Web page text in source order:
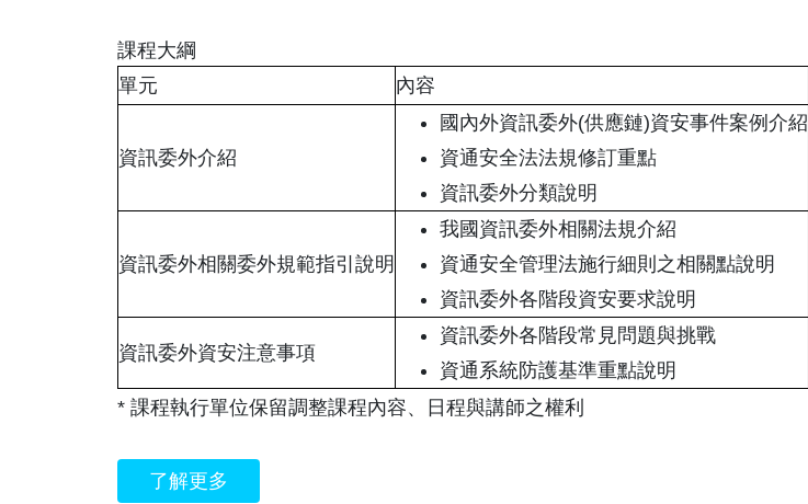
課程大綱
單元
內容
資訊委外介紹
國內外資訊委外(供應鏈)資安事件案例介紹
資通安全法法規修訂重點
資訊委外分類說明
資訊委外相關委外規範指引說明
我國資訊委外相關法規介紹
資通安全管理法施行細則之相關點說明
資訊委外各階段資安要求說明
資訊委外資安注意事項
資訊委外各階段常見問題與挑戰
資通系統防護基準重點說明
* 課程執行單位保留調整課程內容、日程與講師之權利
了解更多